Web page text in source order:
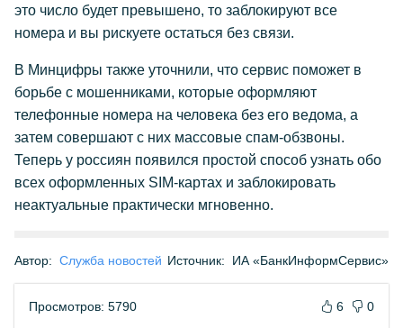
это число будет превышено, то заблокируют все
номера и вы рискуете остаться без связи.
В Минцифры также уточнили, что сервис поможет в
борьбе с мошенниками, которые оформляют
телефонные номера на человека без его ведома, а
затем совершают с них массовые спам-обзвоны.
Теперь у россиян появился простой способ узнать обо
всех оформленных SIM-картах и заблокировать
неактуальные практически мгновенно.
Автор: Служба новостей Источник: ИА «БанкИнформСервис»
Просмотров: 5790 6 0